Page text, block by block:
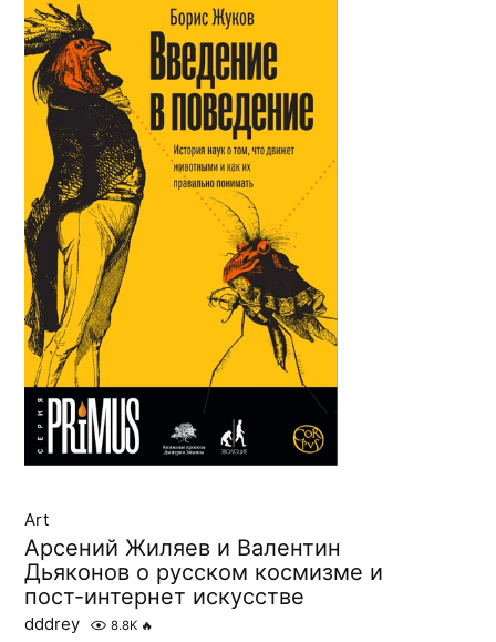
Art
Арсений Жиляев и Валентин
Дьяконов о русском космизме и
пост-интернет искусстве
dddrey 8.8K 🔥